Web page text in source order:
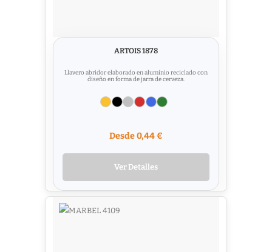
ARTOIS 1878
Llavero abridor elaborado en aluminio reciclado con
diseño en forma de jarra de cerveza.
Desde 0,44 €
Ver Detalles